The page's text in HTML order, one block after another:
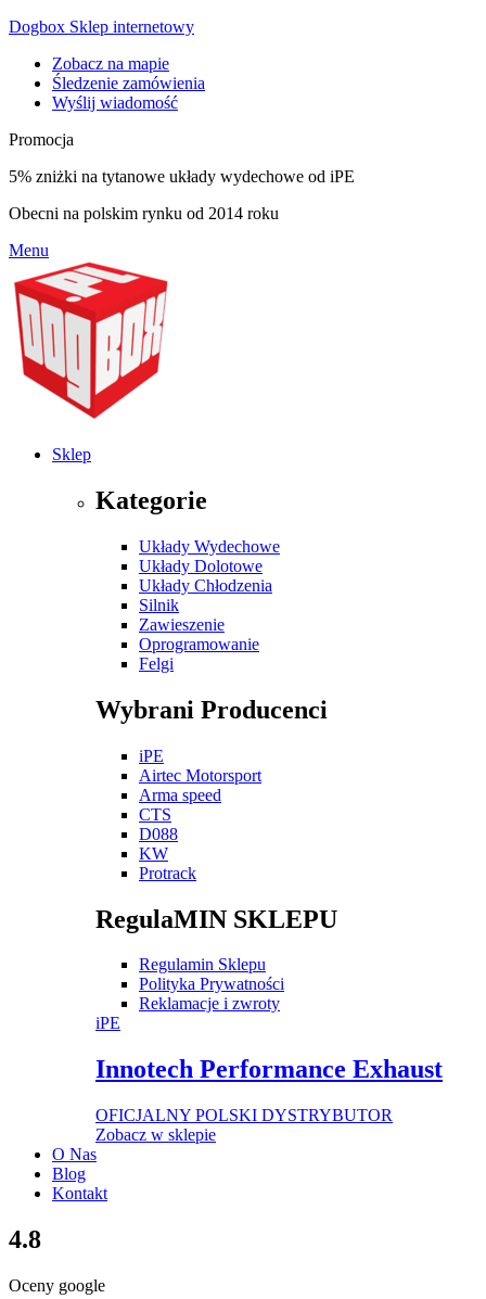
Dogbox Sklep internetowy
Zobacz na mapie
Śledzenie zamówienia
Wyślij wiadomość
Promocja
5% zniżki na tytanowe układy wydechowe od iPE
Obecni na polskim rynku od 2014 roku
Menu
Sklep
Kategorie
Układy Wydechowe
Układy Dolotowe
Układy Chłodzenia
Silnik
Zawieszenie
Oprogramowanie
Felgi
Wybrani Producenci
iPE
Airtec Motorsport
Arma speed
CTS
D088
KW
Protrack
RegulaMIN SKLEPU
Regulamin Sklepu
Polityka Prywatności
Reklamacje i zwroty
iPE
Innotech Performance Exhaust
OFICJALNY POLSKI DYSTRYBUTOR
Zobacz w sklepie
O Nas
Blog
Kontakt
4.8
Oceny google